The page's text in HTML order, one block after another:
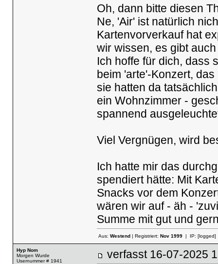
Oh, dann bitte diesen
Ne, 'Air' ist natürlich
Kartenvorverkauf hat
wir wissen, es gibt
Ich hoffe für dich, dass
beim 'arte'-Konzert,
sie hatten da
ein Wohnzimmer -
spannend
Viel Vergnügen, wird
Ich hatte mir das
spendiert hätte: Mit
Snacks vor dem
wären wir auf - äh -
Summe mit gut und
Aus: Westend| Registriert: Nov 1999| IP: [logged]
Hyp Nom
Morgen Wurde
Usernummer # 1941
verfasst 16-07-